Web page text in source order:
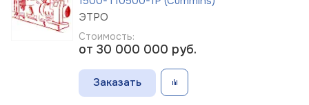
ЭТРО
Стоимость:
от 30 000 000 руб.
Заказать